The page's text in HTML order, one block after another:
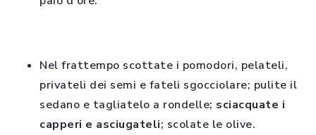
Nel frattempo scottate i pomodori, pelateli,
privateli dei semi e fateli sgocciolare; pulite il
sedano e tagliatelo a rondelle; sciacquate i
capperi e asciugateli; scolate le olive.